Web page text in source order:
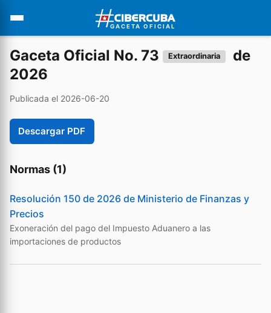
GACETA OFICIAL
Gaceta Oficial No. 73 Extraordinaria
de
2026
Publicada el 2026-06-20
Descargar PDF
Normas (1)
Resolución 150 de 2026 de Ministerio de Finanzas y
Precios
Exoneración del pago del Impuesto Aduanero a las
importaciones de productos